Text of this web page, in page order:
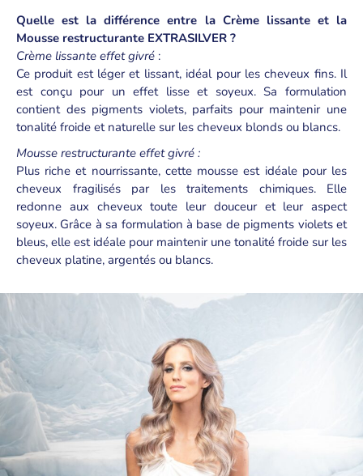
Quelle est la différence entre la Crème lissante et la
Mousse restructurante EXTRASILVER ?
Crème lissante effet givré :
Ce produit est léger et lissant, idéal pour les cheveux fins. Il
est conçu pour un effet lisse et soyeux. Sa formulation
contient des pigments violets, parfaits pour maintenir une
tonalité froide et naturelle sur les cheveux blonds ou blancs.
Mousse restructurante effet givré :
Plus riche et nourrissante, cette mousse est idéale pour les
cheveux fragilisés par les traitements chimiques. Elle
redonne aux cheveux toute leur douceur et leur aspect
soyeux. Grâce à sa formulation à base de pigments violets et
bleus, elle est idéale pour maintenir une tonalité froide sur les
cheveux platine, argentés ou blancs.